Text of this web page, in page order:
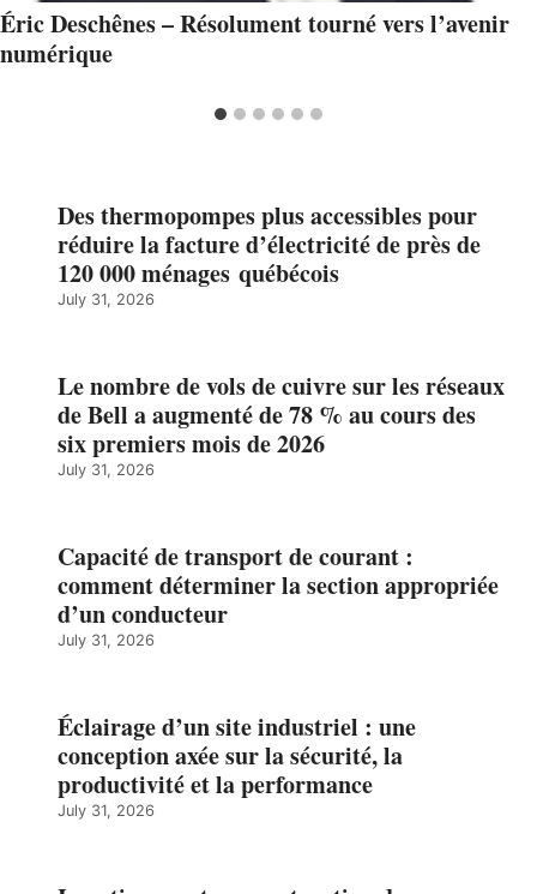
Éric Deschênes – Résolument tourné vers l’avenir
numérique
Des thermopompes plus accessibles pour
réduire la facture d’électricité de près de
120 000 ménages québécois
July 31, 2026
Le nombre de vols de cuivre sur les réseaux
de Bell a augmenté de 78 % au cours des
six premiers mois de 2026
July 31, 2026
Capacité de transport de courant :
comment déterminer la section appropriée
d’un conducteur
July 31, 2026
Éclairage d’un site industriel : une
conception axée sur la sécurité, la
productivité et la performance
July 31, 2026